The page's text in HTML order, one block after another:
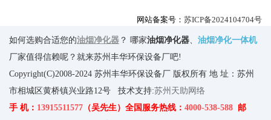
网站备案号： 苏ICP备2024104704号
如何选购合适您的油烟净化器 ？ 哪家油烟净化器
油烟净化一体机
厂家值得信赖呢？就来苏州丰华环保设备厂吧!
Copyright(C)2008-2024 苏州丰华环保设备厂 版权所有 地 址：苏州
市相城区黄桥镇兴业路12号 技术支持:苏州天助网络
手 机： 13915511577 （吴先生）全国服务热线： 4000-538-588 邮